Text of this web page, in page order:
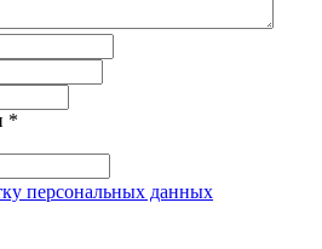
*
персональных данных